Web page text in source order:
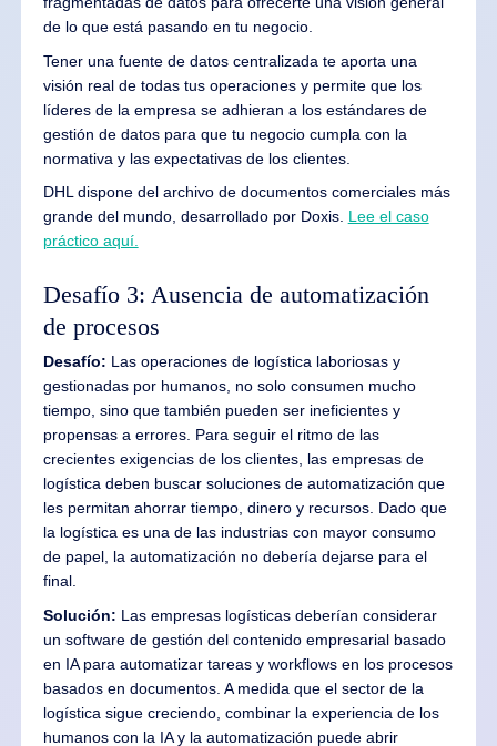
de lo que está pasando en tu negocio.
Tener una fuente de datos centralizada te aporta una
visión real de todas tus operaciones y permite que los
líderes de la empresa se adhieran a los estándares de
gestión de datos para que tu negocio cumpla con la
normativa y las expectativas de los clientes.
DHL dispone del archivo de documentos comerciales más
grande del mundo, desarrollado por Doxis. Lee el caso
práctico aquí.
Desafío 3: Ausencia de automatización
de procesos
Desafío: Las operaciones de logística laboriosas y
gestionadas por humanos, no solo consumen mucho
tiempo, sino que también pueden ser ineficientes y
propensas a errores. Para seguir el ritmo de las
crecientes exigencias de los clientes, las empresas de
logística deben buscar soluciones de automatización que
les permitan ahorrar tiempo, dinero y recursos. Dado que
la logística es una de las industrias con mayor consumo
de papel, la automatización no debería dejarse para el
final.
Solución: Las empresas logísticas deberían considerar
un software de gestión del contenido empresarial basado
en IA para automatizar tareas y workflows en los procesos
basados en documentos. A medida que el sector de la
logística sigue creciendo, combinar la experiencia de los
humanos con la IA y la automatización puede abrir